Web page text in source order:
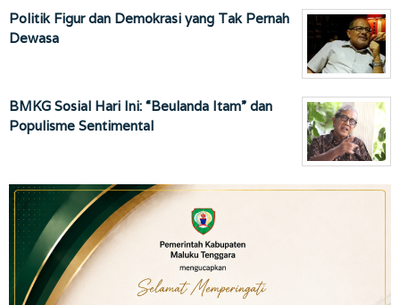
Politik Figur dan Demokrasi yang Tak Pernah
Dewasa
BMKG Sosial Hari Ini: “Beulanda Itam” dan
Populisme Sentimental